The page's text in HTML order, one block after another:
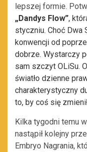
lepszej formie.
„Dandys Flow”,
styczniu. Choć Dwa
konwencji od
dobrze. Wystarczy
sam szczyt OLiSu.
światło dzienne
charakterystyczny
to, by coś się
Kilka tygodni temu
nastąpił kolejny
Embryo Nagrania,